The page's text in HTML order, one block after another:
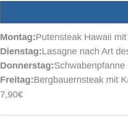
Montag:Putensteak Hawaii
Dienstag:Lasagne nach Art
Donnerstag:
Freitag:Bergbauernsteak mit
7,90€